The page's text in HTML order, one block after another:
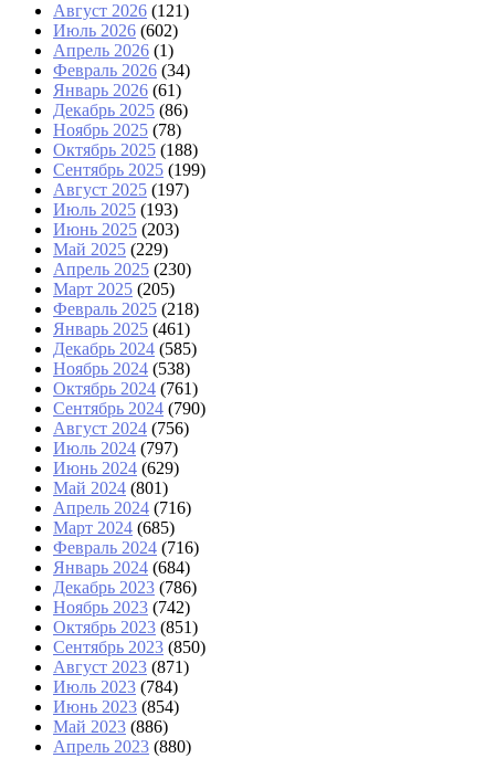
Август 2026 (121)
Июль 2026 (602)
Апрель 2026 (1)
Февраль 2026 (34)
Январь 2026 (61)
Декабрь 2025 (86)
Ноябрь 2025 (78)
Октябрь 2025 (188)
Сентябрь 2025 (199)
Август 2025 (197)
Июль 2025 (193)
Июнь 2025 (203)
Май 2025 (229)
Апрель 2025 (230)
Март 2025 (205)
Февраль 2025 (218)
Январь 2025 (461)
Декабрь 2024 (585)
Ноябрь 2024 (538)
Октябрь 2024 (761)
Сентябрь 2024 (790)
Август 2024 (756)
Июль 2024 (797)
Июнь 2024 (629)
Май 2024 (801)
Апрель 2024 (716)
Март 2024 (685)
Февраль 2024 (716)
Январь 2024 (684)
Декабрь 2023 (786)
Ноябрь 2023 (742)
Октябрь 2023 (851)
Сентябрь 2023 (850)
Август 2023 (871)
Июль 2023 (784)
Июнь 2023 (854)
Май 2023 (886)
Апрель 2023 (880)